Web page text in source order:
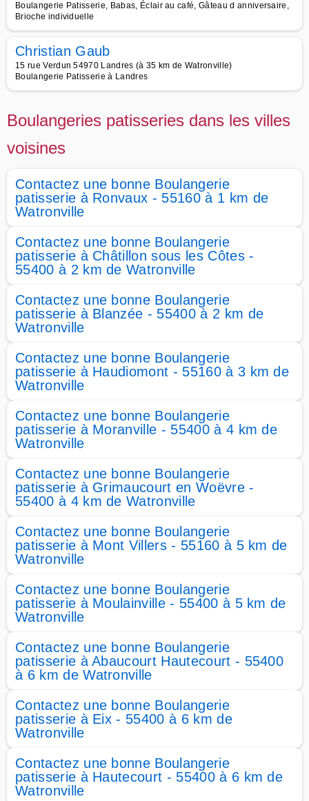
Boulangerie Patisserie, Babas, Éclair au café, Gâteau d anniversaire,
Brioche individuelle
Christian Gaub
15 rue Verdun 54970 Landres (à 35 km de Watronville)
Boulangerie Patisserie à Landres
Boulangeries patisseries dans les villes
voisines
Contactez une bonne Boulangerie
patisserie à Ronvaux - 55160 à 1 km de
Watronville
Contactez une bonne Boulangerie
patisserie à Châtillon sous les Côtes -
55400 à 2 km de Watronville
Contactez une bonne Boulangerie
patisserie à Blanzée - 55400 à 2 km de
Watronville
Contactez une bonne Boulangerie
patisserie à Haudiomont - 55160 à 3 km de
Watronville
Contactez une bonne Boulangerie
patisserie à Moranville - 55400 à 4 km de
Watronville
Contactez une bonne Boulangerie
patisserie à Grimaucourt en Woëvre -
55400 à 4 km de Watronville
Contactez une bonne Boulangerie
patisserie à Mont Villers - 55160 à 5 km de
Watronville
Contactez une bonne Boulangerie
patisserie à Moulainville - 55400 à 5 km de
Watronville
Contactez une bonne Boulangerie
patisserie à Abaucourt Hautecourt - 55400
à 6 km de Watronville
Contactez une bonne Boulangerie
patisserie à Eix - 55400 à 6 km de
Watronville
Contactez une bonne Boulangerie
patisserie à Hautecourt - 55400 à 6 km de
Watronville